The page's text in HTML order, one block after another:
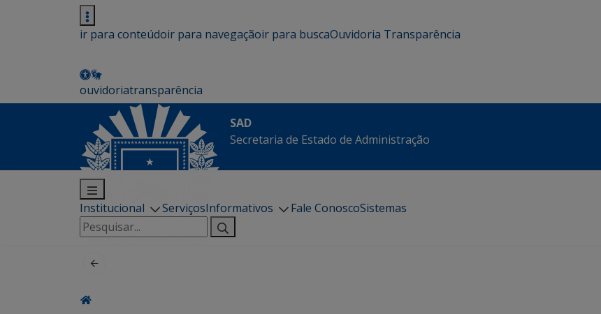
ir para conteúdoir para navegaçãoir para buscaOuvidoria Transparência
ouvidoriatransparência
SAD
Secretaria de Estado de Administração
Institucional ServiçosInformativos Fale ConoscoSistemas
Pesquisar
por: